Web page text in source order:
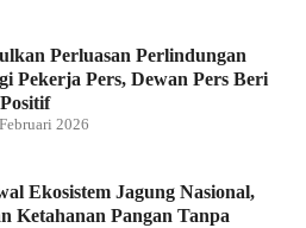
Perluasan Perlindungan
Pekerja Pers, Dewan Pers Beri
2026
Ekosistem Jagung Nasional,
Ketahanan Pangan Tanpa